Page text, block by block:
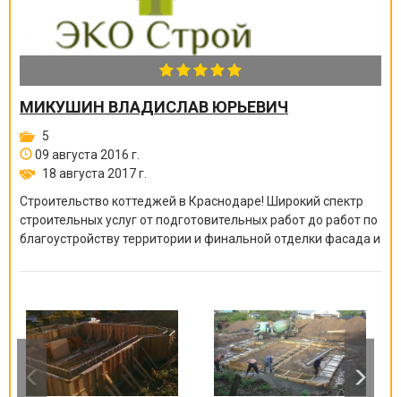
МИКУШИН ВЛАДИСЛАВ ЮРЬЕВИЧ
5
09 августа 2016 г.
18 августа 2017 г.
Строительство коттеджей в Краснодаре! Широкий спектр
строительных услуг от подготовительных работ до работ по
благоустройству территории и финальной отделки фасада и